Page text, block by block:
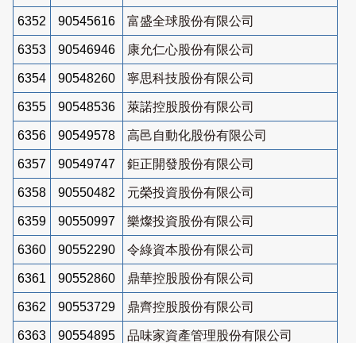
6352 90545616 富盛全球股份有限公司
6353 90546946 康允仁心股份有限公司
6354 90548260 寧思科技股份有限公司
6355 90548536 萊諾控股股份有限公司
6356 90549578 高邑自動化股份有限公司
6357 90549747 鉅正開發股份有限公司
6358 90550482 元榮投資股份有限公司
6359 90550997 樂燦投資股份有限公司
6360 90552290 令綠資本股份有限公司
6361 90552860 鼎華控股股份有限公司
6362 90553729 鼎齊控股股份有限公司
6363 90554895 品味家資產管理股份有限公司